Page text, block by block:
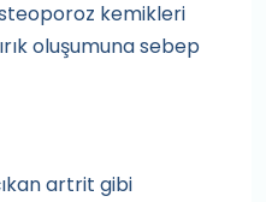
kemikleri
oluşumuna sebep
artrit gibi